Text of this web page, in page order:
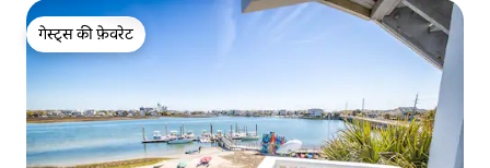
गेस्ट्स की फ़ेवरेट
गेस्ट्स की फ़ेवरेट